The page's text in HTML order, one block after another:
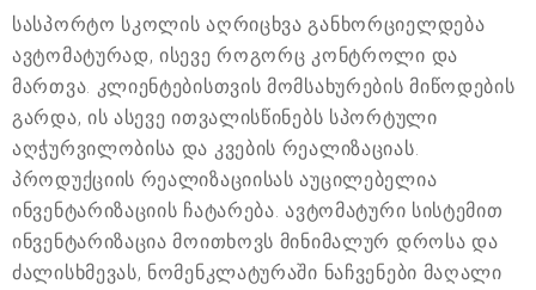
სასპორტო სკოლის აღრიცხვა განხორციელდება
ავტომატურად, ისევე როგორც კონტროლი და
მართვა. კლიენტებისთვის მომსახურების მიწოდების
გარდა, ის ასევე ითვალისწინებს სპორტული
აღჭურვილობისა და კვების რეალიზაციას.
პროდუქციის რეალიზაციისას აუცილებელია
ინვენტარიზაციის ჩატარება. ავტომატური სისტემით
ინვენტარიზაცია მოითხოვს მინიმალურ დროსა და
ძალისხმევას, ნომენკლატურაში ნაჩვენები მაღალი